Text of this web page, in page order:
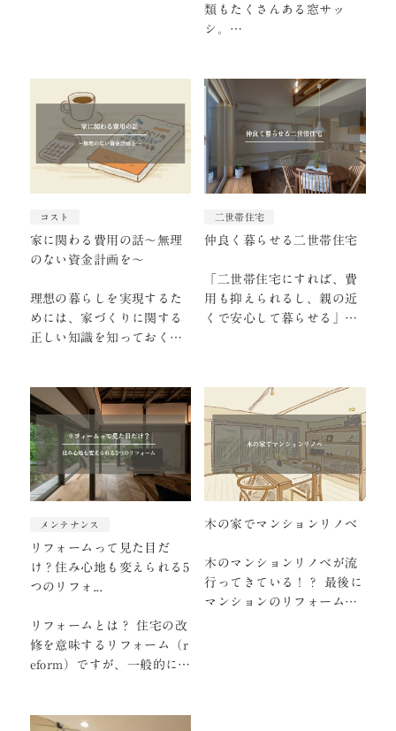
類もたくさんある窓サッ
シ。
断熱性能に大きな影響を及
ぼす、サッシについて考え
コスト
家に関わる費用の話～無理
のない資金計画を～
理想の暮らしを実現するた
めには、家づくりに関する
正しい知識を知っておく必
二世帯住宅
仲良く暮らせる二世帯住宅
「二世帯住宅にすれば、費
用も抑えられるし、親の近
くで安心して暮らせる」そ
メンテナンス
リフォームって見た目だ
け？住み心地も変えられる5
つのリフォ...
リフォームとは？ 住宅の改
修を意味するリフォーム（r
eform）ですが、一般的にク
木の家でマンションリノベ
木のマンションリノベが流
行ってきている！？ 最後に
マンションのリフォームに